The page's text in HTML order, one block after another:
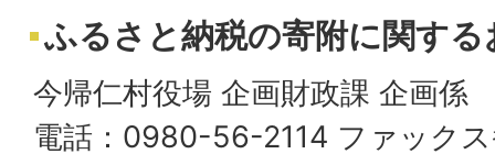
ふるさと納税の寄附に関す
今帰仁村役場 企画財政課 企画係
電話：0980-56-2114 ファック